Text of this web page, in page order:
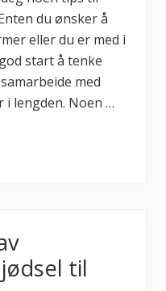
du ønsker å
eller du er med i
start å tenke
med
i lengden. Noen …
til